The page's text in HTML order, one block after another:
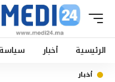
الرئيسية أخبار سياسة
أخبار